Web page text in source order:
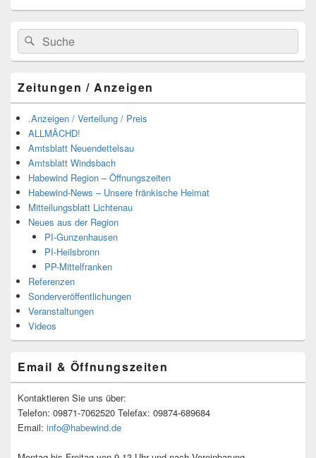
Suchen
nach:
Suchen
Zeitungen / Anzeigen
.Anzeigen / Verteilung / Preis
ALLMÄCHD!
Amtsblatt Neuendettelsau
Amtsblatt Windsbach
Habewind Region – Öffnungszeiten
Habewind-News – Unsere fränkische Heimat
Mitteilungsblatt Lichtenau
Neues aus der Region
PI-Gunzenhausen
PI-Heilsbronn
PP-Mittelfranken
Referenzen
Sonderveröffentlichungen
Veranstaltungen
Videos
Email & Öffnungszeiten
Kontaktieren Sie uns über:
Telefon: 09871-7062520 Telefax: 09874-689684
Email: info@habewind.de